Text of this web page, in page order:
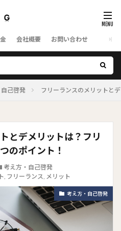
会社概要 お問い合わせ
己啓発 フリーランスのメリットと
とデメリットは？フリ
のポイント！
考え方・自己啓発
, フリーランス, メリット
考え方・自己啓発